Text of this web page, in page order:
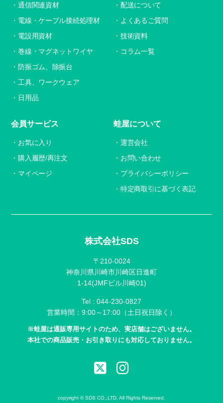
株式会社SDS
〒210-0024
神奈川県川崎市川崎区日進町
1-14(JMFビル川崎01)
Tel : 044-230-0827
営業時間：9:00～17:00（土日祝日除く）
※蛙屋は通販専用サイトのため、実店舗はございません。
本社での商品販売・お引き取りにも対応しておりません。
通信関連資材
電線・ケーブル接続処理材
電設用資材
巻線・マグネットワイヤ
防振ゴム、除振台
工具、ワークウェア
日用品
配送について
よくあるご質問
技術資料
コラム一覧
会員サービス
お気に入り
購入履歴/再注文
マイページ
蛙屋について
運営会社
お問い合わせ
プライバシーポリシー
特定商取引に基づく表記
copyright © SDS CO.,LTD. All Rights Reserved.